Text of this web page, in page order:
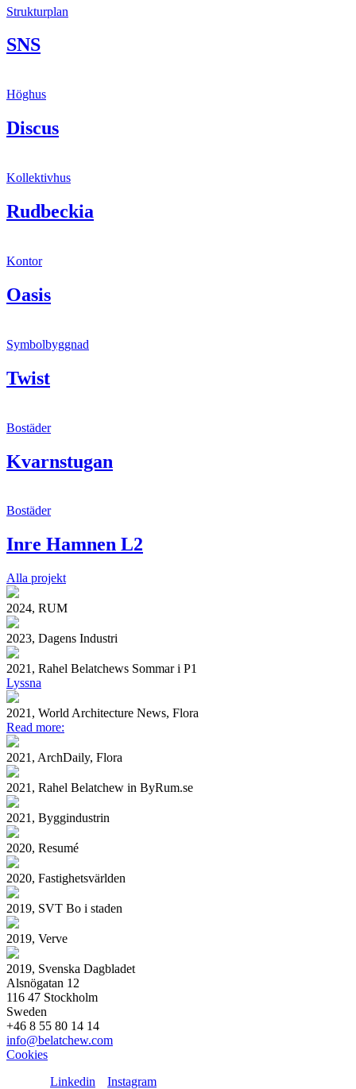
Strukturplan
SNS
Höghus
Discus
Kollektivhus
Rudbeckia
Kontor
Oasis
Symbolbyggnad
Twist
Bostäder
Kvarnstugan
Bostäder
Inre Hamnen L2
Alla projekt
2024, RUM
2023, Dagens Industri
2021, Rahel Belatchews Sommar i P1
Lyssna
2021, World Architecture News, Flora
Read more:
2021, ArchDaily, Flora
2021, Rahel Belatchew in ByRum.se
2021, Byggindustrin
2020, Resumé
2020, Fastighetsvärlden
2019, SVT Bo i staden
2019, Verve
2019, Svenska Dagbladet
Alsnögatan 12
116 47 Stockholm
Sweden
+46 8 55 80 14 14
info@belatchew.com
Cookies
Linkedin
Instagram